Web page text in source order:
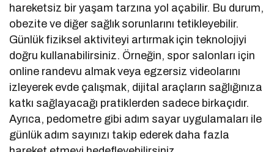
hareketsiz bir yaşam tarzına yol açabilir. Bu durum,
obezite ve diğer sağlık sorunlarını tetikleyebilir.
Günlük fiziksel aktiviteyi artırmak için teknolojiyi
doğru kullanabilirsiniz. Örneğin, spor salonları için
online randevu almak veya egzersiz videolarını
izleyerek evde çalışmak, dijital araçların sağlığınıza
katkı sağlayacağı pratiklerden sadece birkaçıdır.
Ayrıca, pedometre gibi adım sayar uygulamaları ile
günlük adım sayınızı takip ederek daha fazla